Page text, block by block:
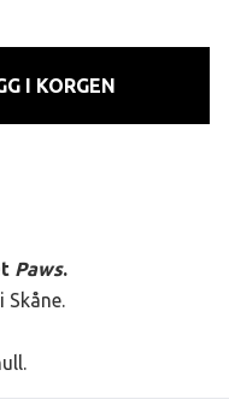
I KORGEN
Paws.
Skåne.